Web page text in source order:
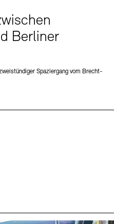
Berliner
Spaziergang vom Brecht-